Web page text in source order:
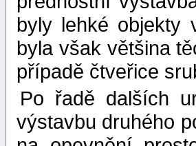
byly lehké objekty
byla však většina
případě čtveřice
Po řadě dalších
výstavbu druhého